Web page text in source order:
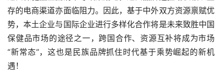
存的电商渠道亦面临阻力。因此，基于中外双方资源禀赋优
势，本土企业与国际企业进行多样化合作将是未来致胜中国
保健品市场的途径之一，跨国合作、资源互补将成为市场
“新常态”，这也是民族品牌抓住时代基于乘势崛起的新机
遇！